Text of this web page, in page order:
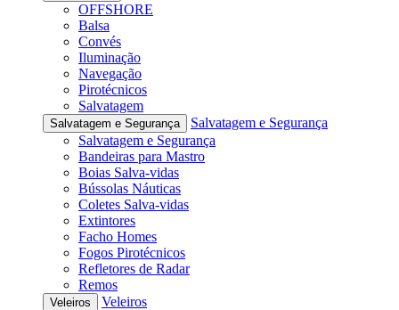
OFFSHORE
Balsa
Convés
Iluminação
Navegação
Pirotécnicos
Salvatagem
Salvatagem e Segurança
Salvatagem e Segurança
Salvatagem e Segurança
Bandeiras para Mastro
Boias Salva-vidas
Bússolas Náuticas
Coletes Salva-vidas
Extintores
Facho Homes
Fogos Pirotécnicos
Refletores de Radar
Remos
Veleiros
Veleiros